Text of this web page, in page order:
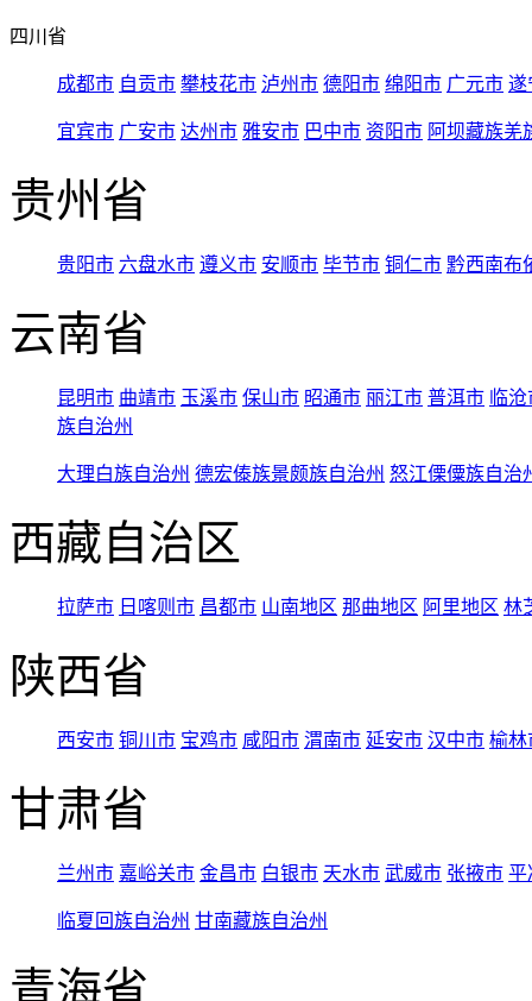
四川省
成都市 自贡市 攀枝花市 泸州市 德阳市 绵阳市 广元市 遂
宜宾市 广安市 达州市 雅安市 巴中市 资阳市 阿坝藏族羌
贵州省
贵阳市 六盘水市 遵义市 安顺市 毕节市 铜仁市 黔西南布
云南省
昆明市 曲靖市 玉溪市 保山市 昭通市 丽江市 普洱市 临
族自治州
大理白族自治州 德宏傣族景颇族自治州 怒江傈僳族自治
西藏自治区
拉萨市 日喀则市 昌都市 山南地区 那曲地区 阿里地区 林
陕西省
西安市 铜川市 宝鸡市 咸阳市 渭南市 延安市 汉中市 榆林
甘肃省
兰州市 嘉峪关市 金昌市 白银市 天水市 武威市 张掖市 平
临夏回族自治州 甘南藏族自治州
青海省